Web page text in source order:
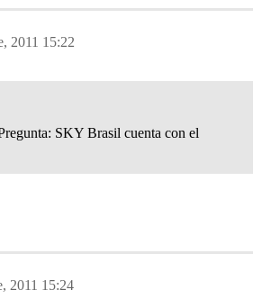
2011 15:22
SKY Brasil cuenta con el
2011 15:24